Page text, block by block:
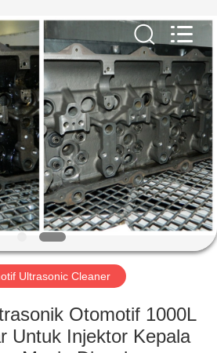
Ultrasonic Cleaner
Otomotif 1000L
Untuk Injektor Kepala